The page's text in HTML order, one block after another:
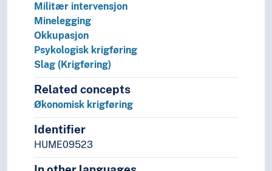
Tid i enheter, stadier og perioder
Militær intervensjon
Minelegging
Okkupasjon
Psykologisk krigføring
Slag (Krigføring)
Related concepts
Økonomisk krigføring
Identifier
HUME09523